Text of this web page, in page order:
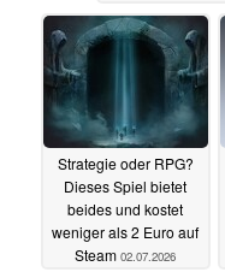
Strategie oder RPG?
Dieses Spiel bietet
beides und kostet
weniger als 2 Euro auf
Steam 02.07.2026